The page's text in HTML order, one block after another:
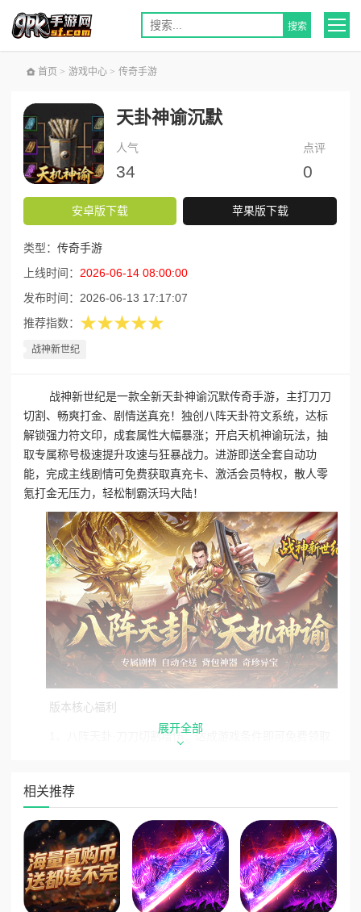
首页 > 游戏中心 > 传奇手游
天卦神谕沉默
人气
34
点评
0
安卓版下载 苹果版下载
类型： 传奇手游
上线时间： 2026-06-14 08:00:00
发布时间： 2026-06-13 17:17:07
推荐指数： ★★★★★
战神新世纪
战神新世纪是一款全新天卦神谕沉默传奇手游，主打刀刀
切割、畅爽打金、剧情送真充！独创八阵天卦符文系统，达标
解锁强力符文印，成套属性大幅暴涨；开启天机神谕玩法，抽
取专属称号极速提升攻速与狂暴战力。进游即送全套自动功
能，完成主线剧情可免费获取真充卡、激活会员特权，散人零
氪打金无压力，轻松制霸沃玛大陆！
版本核心福利
1、八阵天卦·刀刀切割增伤：达成游戏条件即可免费领取
绝版专属称号，大幅提升攻速、狂暴属性，战力手感双重跃
升。
3、剧情闯关·免费真充会员：完成主线剧情任务即可领取
真实充值卡，免费激活会员特权，零氪白嫖顶配权益。
展开全部
相关推荐